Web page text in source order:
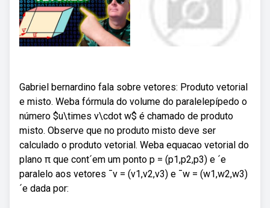
Gabriel bernardino fala sobre vetores: Produto vetorial
e misto. Weba fórmula do volume do paralelepípedo o
número $u\times v\cdot w$ é chamado de produto
misto. Observe que no produto misto deve ser
calculado o produto vetorial. Weba equacao vetorial do
plano π que cont´em um ponto p = (p1,p2,p3) e ´e
paralelo aos vetores ¯v = (v1,v2,v3) e ¯w = (w1,w2,w3)
´e dada por: